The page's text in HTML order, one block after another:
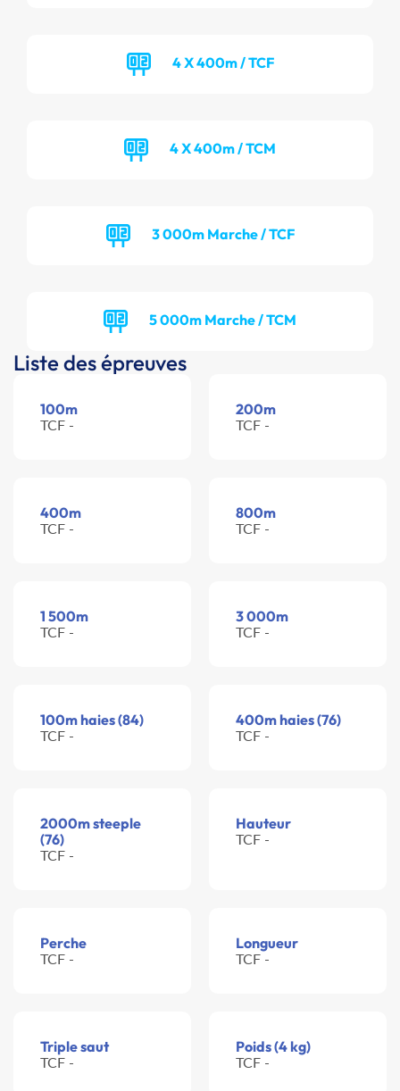
4 X 400m / TCF
4 X 400m / TCM
3 000m Marche / TCF
5 000m Marche / TCM
Liste des épreuves
100m
TCF -
200m
TCF -
400m
TCF -
800m
TCF -
1 500m
TCF -
3 000m
TCF -
100m haies (84)
TCF -
400m haies (76)
TCF -
2000m steeple
(76)
TCF -
Hauteur
TCF -
Perche
TCF -
Longueur
TCF -
Triple saut
TCF -
Poids (4 kg)
TCF -